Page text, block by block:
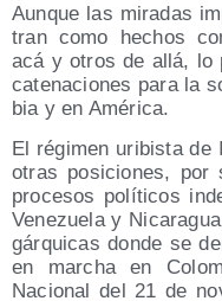
Aun­que las mira­das
tran como hechos
acá y otros de allá,
ca­te­na­cio­nes para la
bia y en América.
El régi­men uri­bis­ta
otras posi­cio­nes, por
pro­ce­sos polí­ti­cos
Vene­zue­la y
gár­qui­cas don­de se
en mar­cha en
Nacio­nal del 21 de